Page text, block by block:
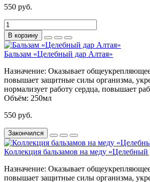
550 руб.
В корзину
Бальзам «Целебный дар Алтая»
Назначение: Оказывает
повышает защитные силы организма,
нормализует работу сердца, повышает
Объём: 250мл
550 руб.
Закончился
Коллекция бальзамов на меду «Целебный
Назначение: Оказывает
повышает защитные силы организма,